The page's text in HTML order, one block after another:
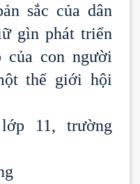
sắc của dân
gìn phát triển
con người
thế giới hội
11, trường